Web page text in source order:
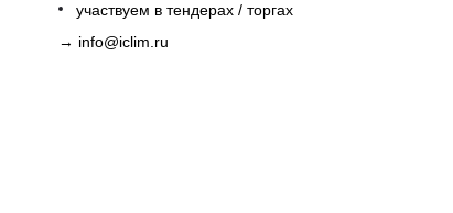
участвуем в тендерах / торгах
→ info@iclim.ru